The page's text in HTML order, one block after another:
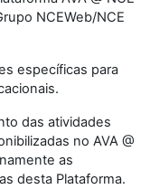
NCEWeb/NCE
específicas para
das atividades
no AVA @
as
desta Plataforma.